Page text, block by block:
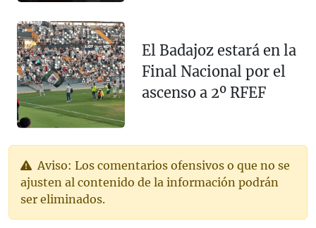
El Badajoz estará en la
Final Nacional por el
ascenso a 2º RFEF
Aviso: Los comentarios ofensivos o que no se
ajusten al contenido de la información podrán
ser eliminados.